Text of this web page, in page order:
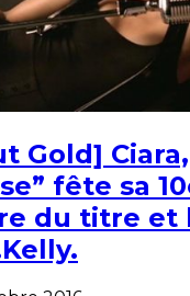
Gold] Ciara,
fête sa
du titre et